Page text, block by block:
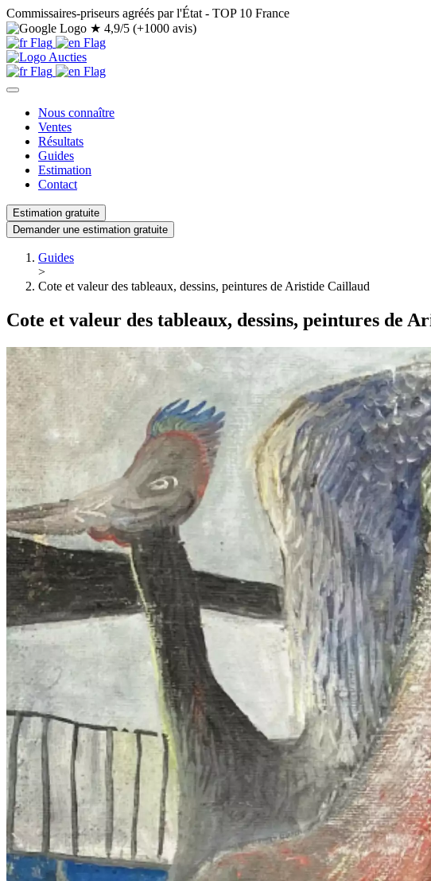
Commissaires-priseurs agréés par l'État - TOP 10 France
★ 4,9/5 (+1000 avis)
Nous connaître
Ventes
Résultats
Guides
Estimation
Contact
Estimation gratuite
Demander une estimation gratuite
Guides
>
Cote et valeur des tableaux, dessins, peintures de Aristide Caillaud
Cote et valeur des tableaux, dessins, peintures de